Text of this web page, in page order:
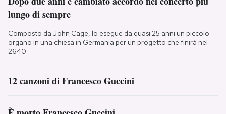
lungo di sempre
Composto da John Cage, lo esegue da quasi 25 anni un piccolo
organo in una chiesa in Germania per un progetto che finirà nel
2640
12 canzoni di Francesco Guccini